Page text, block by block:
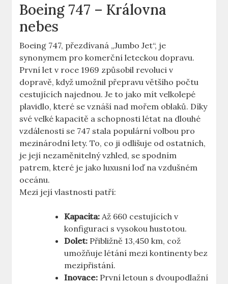
Boeing‌ 747 ⁣– Královna
nebes
Boeing 747, ‍přezdívaná „Jumbo Jet“, je
synonymem pro komerční ⁣leteckou dopravu.
První let⁤ v roce 1969 způsobil revoluci v
dopravě,⁣ když umožnil přepravu většího​ počtu
⁤cestujících‌ najednou. Je to jako mít velkolepé
plavidlo, které se‌ vznáší nad mořem oblaků. Díky
své ⁣velké kapacitě ⁤a schopnosti létat na dlouhé
vzdálenosti se ⁣747 stala populární volbou pro
mezinárodní‍ lety. To, co ji odlišuje od ⁤ostatních,‍
je její nezaměnitelný vzhled,⁢ se spodním
⁢patrem, které je jako luxusní loď na vzdušném
oceánu.
Mezi její vlastnosti patří:
Kapacita: Až 660 cestujících v
konfiguraci s vysokou ​hustotou.
Dolet: Přibližně ⁣13,450 km, což
umožňuje létání ‍mezi ⁢kontinenty bez
mezipřistání.
Inovace: První letoun s dvoupodlažní